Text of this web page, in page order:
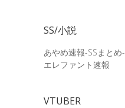
SS/小説
あやめ速報-SSまとめ-
エレファント速報
VTUBER